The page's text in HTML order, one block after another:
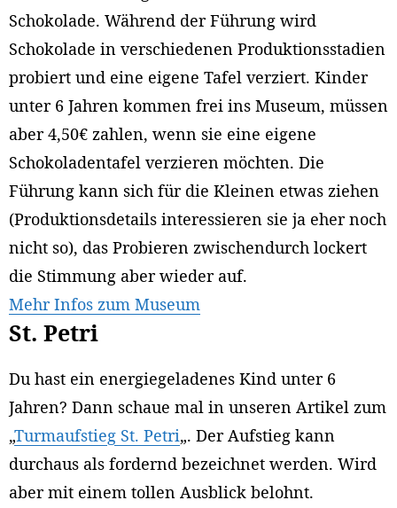
Schokolade. Während der Führung wird
Schokolade in verschiedenen Produktionsstadien
probiert und eine eigene Tafel verziert. Kinder
unter 6 Jahren kommen frei ins Museum, müssen
aber 4,50€ zahlen, wenn sie eine eigene
Schokoladentafel verzieren möchten. Die
Führung kann sich für die Kleinen etwas ziehen
(Produktionsdetails interessieren sie ja eher noch
nicht so), das Probieren zwischendurch lockert
die Stimmung aber wieder auf.
Mehr Infos zum Museum
St. Petri
Du hast ein energiegeladenes Kind unter 6
Jahren? Dann schaue mal in unseren Artikel zum
„Turmaufstieg St. Petri„. Der Aufstieg kann
durchaus als fordernd bezeichnet werden. Wird
aber mit einem tollen Ausblick belohnt.